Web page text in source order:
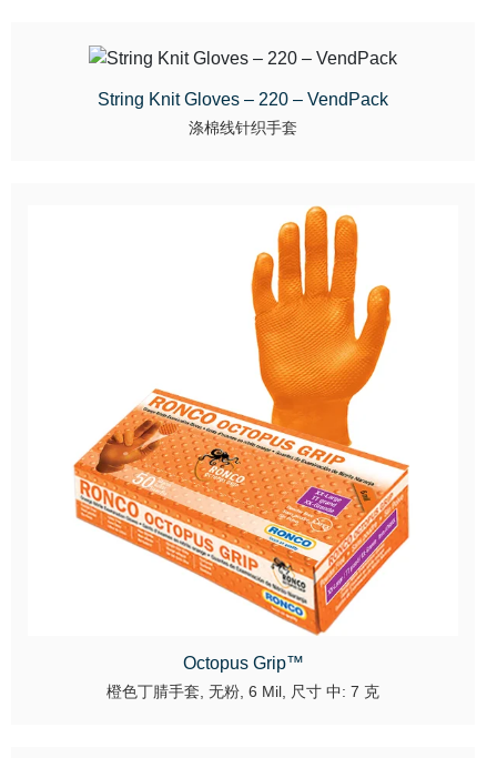
String Knit Gloves – 220 – VendPack
涤棉线针织手套
Octopus Grip™
橙色丁腈手套, 无粉, 6 Mil, 尺寸 中: 7 克